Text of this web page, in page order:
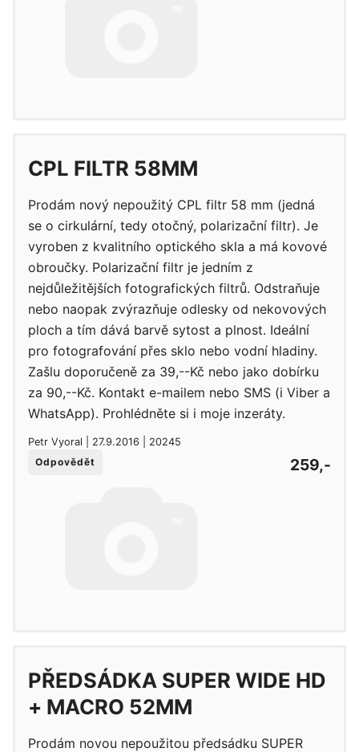
CPL FILTR 58MM
Prodám nový nepoužitý CPL filtr 58 mm (jedná
se o cirkulární, tedy otočný, polarizační filtr). Je
vyroben z kvalitního optického skla a má kovové
obroučky. Polarizační filtr je jedním z
nejdůležitějších fotografických filtrů. Odstraňuje
nebo naopak zvýrazňuje odlesky od nekovových
ploch a tím dává barvě sytost a plnost. Ideální
pro fotografování přes sklo nebo vodní hladiny.
Zašlu doporučeně za 39,--Kč nebo jako dobírku
za 90,--Kč. Kontakt e-mailem nebo SMS (i Viber a
WhatsApp). Prohlédněte si i moje inzeráty.
Petr Vyoral | 27.9.2016 | 20245
Odpovědět
259,-
PŘEDSÁDKA SUPER WIDE HD
+ MACRO 52MM
Prodám novou nepoužitou předsádku SUPER